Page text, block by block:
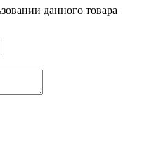
данного товара